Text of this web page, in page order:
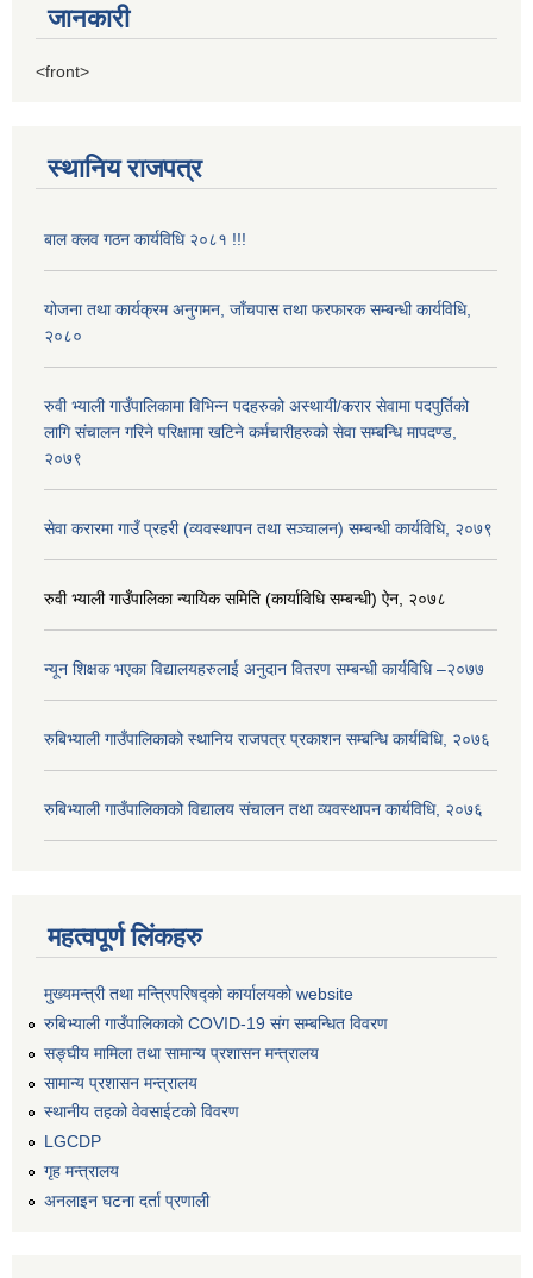
जानकारी
<front>
स्थानिय राजपत्र
बाल क्लव गठन कार्यविधि २०८१ !!!
योजना तथा कार्यक्रम अनुगमन, जाँचपास तथा फरफारक सम्बन्धी कार्यविधि,
२०८०
रुवी भ्याली गाउँपालिकामा विभिन्न पदहरुको अस्थायी/करार सेवामा पदपुर्तिको
लागि संचालन गरिने परिक्षामा खटिने कर्मचारीहरुको सेवा सम्बन्धि मापदण्ड,
२०७९
सेवा करारमा गाउँ प्रहरी (व्यवस्थापन तथा सञ्चालन) सम्बन्धी कार्यविधि, २०७९
रुवी भ्याली गाउँपालिका न्यायिक समिति (कार्याविधि सम्बन्धी) ऐन, २०७८
न्यून शिक्षक भएका ‍विद्यालयहरुलाई अनुदान वितरण सम्बन्धी कार्यविधि –२०७७
रुबिभ्याली गाउँपालिकाको स्थानिय राजपत्र प्रकाशन सम्बन्धि कार्यविधि, २०७६
रुबिभ्याली गाउँपालिकाको विद्यालय संचालन तथा व्यवस्थापन कार्यविधि, २०७६
महत्वपूर्ण लिंकहरु
मुख्यमन्त्री तथा मन्त्रिपरिषद्को कार्यालयको website
रुबिभ्याली गाउँपालिकाको COVID-19 संग सम्बन्धित विवरण
सङ्‍घीय मामिला तथा सामान्य प्रशासन मन्त्रालय
सामान्य प्रशासन मन्त्रालय
स्थानीय तहको वेवसाईटको विवरण
LGCDP
गृह मन्त्रालय
अनलाइन घटना दर्ता प्रणाली